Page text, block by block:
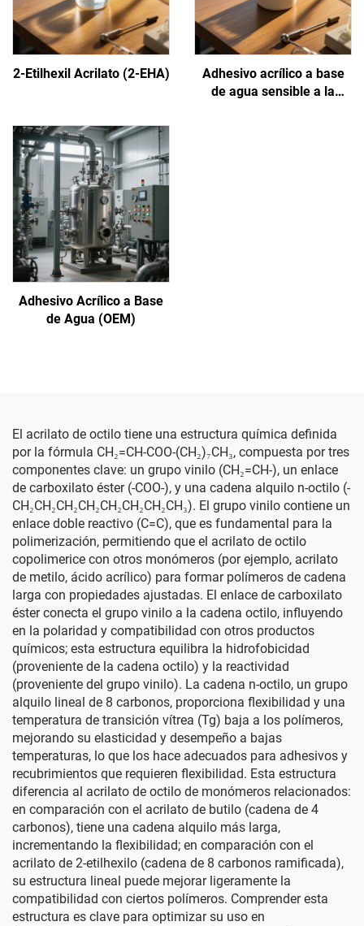
2-Etilhexil Acrilato (2-EHA)
Adhesivo acrílico a base
de agua sensible a la
Adhesivo Acrílico a Base
de Agua (OEM)
El acrilato de octilo tiene una estructura química definida
por la fórmula CH₂=CH-COO-(CH₂)₇CH₃, compuesta por tres
componentes clave: un grupo vinilo (CH₂=CH-), un enlace
de carboxilato éster (-COO-), y una cadena alquilo n-octilo (-
CH₂CH₂CH₂CH₂CH₂CH₂CH₂CH₃). El grupo vinilo contiene un
enlace doble reactivo (C=C), que es fundamental para la
polimerización, permitiendo que el acrilato de octilo
copolimerice con otros monómeros (por ejemplo, acrilato
de metilo, ácido acrílico) para formar polímeros de cadena
larga con propiedades ajustadas. El enlace de carboxilato
éster conecta el grupo vinilo a la cadena octilo, influyendo
en la polaridad y compatibilidad con otros productos
químicos; esta estructura equilibra la hidrofobicidad
(proveniente de la cadena octilo) y la reactividad
(proveniente del grupo vinilo). La cadena n-octilo, un grupo
alquilo lineal de 8 carbonos, proporciona flexibilidad y una
temperatura de transición vítrea (Tg) baja a los polímeros,
mejorando su elasticidad y desempeño a bajas
temperaturas, lo que los hace adecuados para adhesivos y
recubrimientos que requieren flexibilidad. Esta estructura
diferencia al acrilato de octilo de monómeros relacionados:
en comparación con el acrilato de butilo (cadena de 4
carbonos), tiene una cadena alquilo más larga,
incrementando la flexibilidad; en comparación con el
acrilato de 2-etilhexilo (cadena de 8 carbonos ramificada),
su estructura lineal puede mejorar ligeramente la
compatibilidad con ciertos polímeros. Comprender esta
estructura es clave para optimizar su uso en